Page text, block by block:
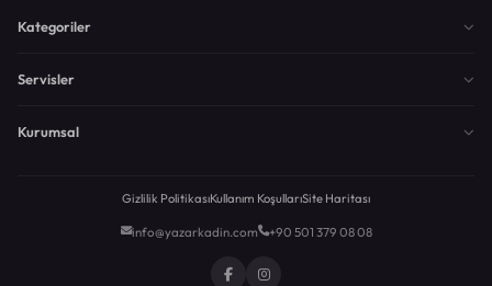
Kategoriler
Servisler
Kurumsal
Gizlilik PolitikasıKullanım KoşullarıSite Haritası
info@yazarkadin.com +90 501 379 08 08